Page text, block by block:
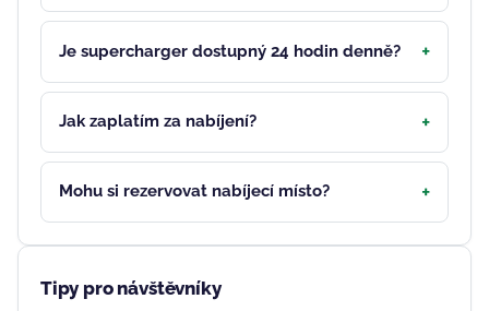
Je supercharger dostupný 24 hodin denně?
Jak zaplatím za nabíjení?
Mohu si rezervovat nabíjecí místo?
Tipy pro návštěvníky